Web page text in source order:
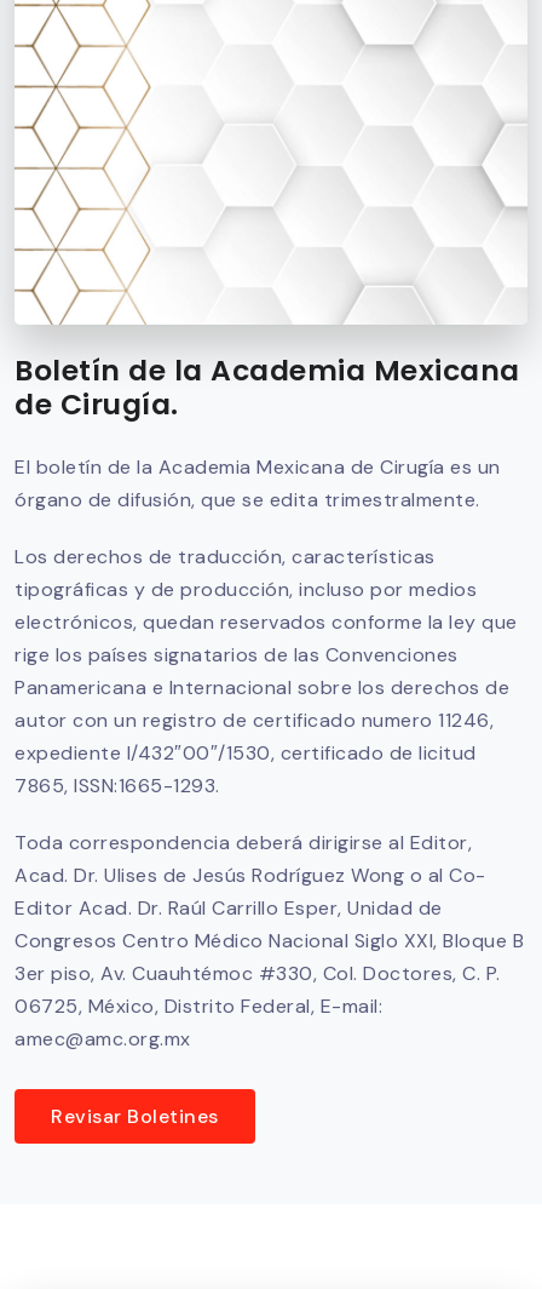
Boletín de la Academia Mexicana
de Cirugía.
El boletín de la Academia Mexicana de Cirugía es un
órgano de difusión, que se edita trimestralmente.
Los derechos de traducción, características
tipográficas y de producción, incluso por medios
electrónicos, quedan reservados conforme la ley que
rige los países signatarios de las Convenciones
Panamericana e Internacional sobre los derechos de
autor con un registro de certificado numero 11246,
expediente I/432″00″/1530, certificado de licitud
7865, ISSN:1665-1293.
Toda correspondencia deberá dirigirse al Editor,
Acad. Dr. Ulises de Jesús Rodríguez Wong o al Co-
Editor Acad. Dr. Raúl Carrillo Esper, Unidad de
Congresos Centro Médico Nacional Siglo XXI, Bloque B
3er piso, Av. Cuauhtémoc #330, Col. Doctores, C. P.
06725, México, Distrito Federal, E-mail:
amec@amc.org.mx
Revisar Boletines